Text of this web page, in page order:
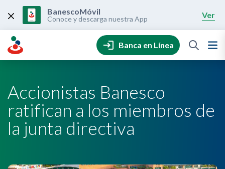
content
BanescoMóvil
Conoce y descarga nuestra App Ver
Banca en Línea
Accionistas Banesco
ratifican a los miembros de
la junta directiva